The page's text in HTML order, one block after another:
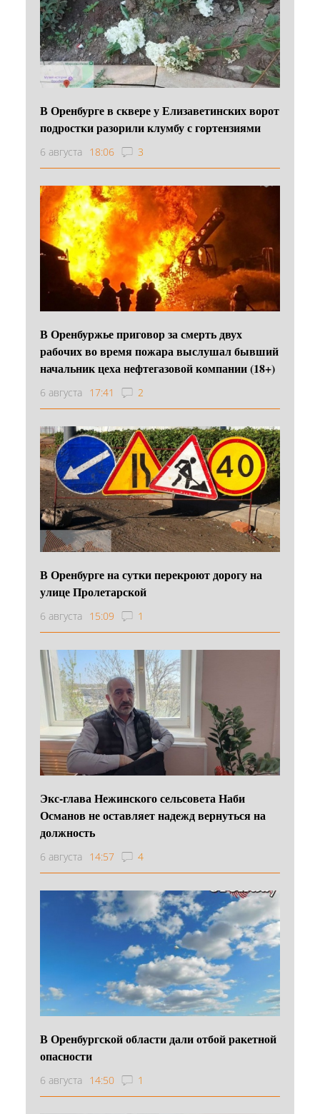
В Оренбурге в сквере у Елизаветинских ворот
подростки разорили клумбу с гортензиями
6 августа 18:06 3
В Оренбуржье приговор за смерть двух
рабочих во время пожара выслушал бывший
начальник цеха нефтегазовой компании (18+)
6 августа 17:41 2
В Оренбурге на сутки перекроют дорогу на
улице Пролетарской
6 августа 15:09 1
Экс-глава Нежинского сельсовета Наби
Османов не оставляет надежд вернуться на
должность
6 августа 14:57 4
В Оренбургской области дали отбой ракетной
опасности
6 августа 14:50 1